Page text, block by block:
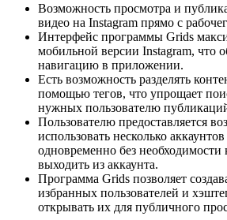
Возможность просмотра и
видео на Instagram прямо с
Интерфейс программы Grids
мобильной версии Instagram, что
навигацию в приложении.
Есть возможность разделять
помощью тегов, что упрощает
нужных пользователю
Пользователю предоставляется
использовать несколько
одновременно без необходимости
выходить из аккаунта.
Программа Grids позволяет
избранных пользователей и
открывать их для публичного